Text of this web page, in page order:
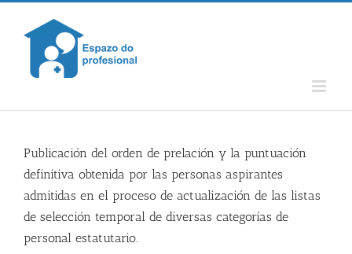
Skip
content
Publicación del orden de prelación y la puntuación
definitiva obtenida por las personas aspirantes
admitidas en el proceso de actualización de las listas
de selección temporal de diversas categorías de
personal estatutario.